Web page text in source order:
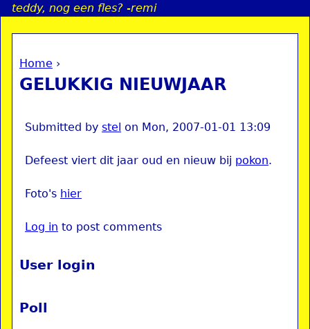
Jump to navigation
teddy, nog een fles? -remi
You are here
Home ›
GELUKKIG NIEUWJAAR
Submitted by stel on Mon, 2007-01-01 13:09
Defeest viert dit jaar oud en nieuw bij pokon.
Foto's hier
Log in to post comments
User login
Poll